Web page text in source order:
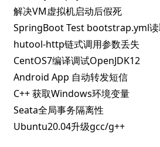
解决VM虚拟机启动后假死
SpringBoot Test bootstrap.yml读
hutool-http链式调用参数丢失
CentOS7编译调试OpenJDK12
Android App 自动转发短信
C++ 获取Windows环境变量
Seata全局事务隔离性
Ubuntu20.04升级gcc/g++